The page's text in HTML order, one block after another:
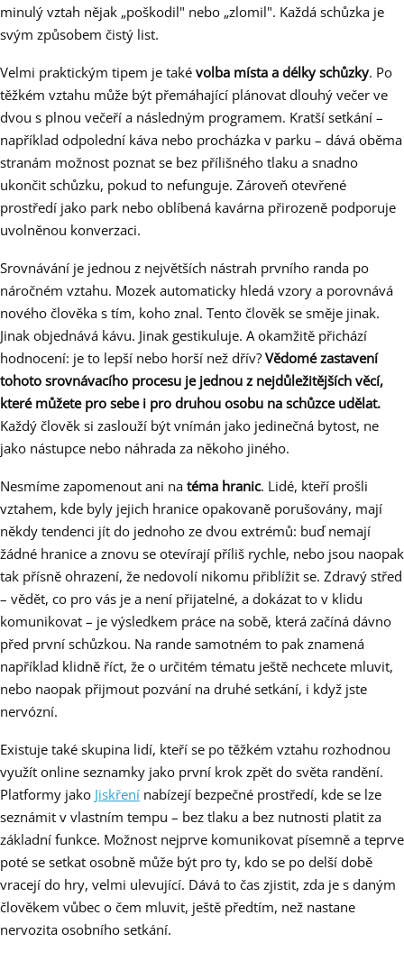
minulý vztah nějak „poškodil" nebo „zlomil". Každá schůzka je
svým způsobem čistý list.
Velmi praktickým tipem je také volba místa a délky schůzky. Po
těžkém vztahu může být přemáhající plánovat dlouhý večer ve
dvou s plnou večeří a následným programem. Kratší setkání –
například odpolední káva nebo procházka v parku – dává oběma
stranám možnost poznat se bez přílišného tlaku a snadno
ukončit schůzku, pokud to nefunguje. Zároveň otevřené
prostředí jako park nebo oblíbená kavárna přirozeně podporuje
uvolněnou konverzaci.
Srovnávání je jednou z největších nástrah prvního randa po
náročném vztahu. Mozek automaticky hledá vzory a porovnává
nového člověka s tím, koho znal. Tento člověk se směje jinak.
Jinak objednává kávu. Jinak gestikuluje. A okamžitě přichází
hodnocení: je to lepší nebo horší než dřív? Vědomé zastavení
tohoto srovnávacího procesu je jednou z nejdůležitějších věcí,
které můžete pro sebe i pro druhou osobu na schůzce udělat.
Každý člověk si zaslouží být vnímán jako jedinečná bytost, ne
jako nástupce nebo náhrada za někoho jiného.
Nesmíme zapomenout ani na téma hranic. Lidé, kteří prošli
vztahem, kde byly jejich hranice opakovaně porušovány, mají
někdy tendenci jít do jednoho ze dvou extrémů: buď nemají
žádné hranice a znovu se otevírají příliš rychle, nebo jsou naopak
tak přísně ohrazení, že nedovolí nikomu přiblížit se. Zdravý střed
– vědět, co pro vás je a není přijatelné, a dokázat to v klidu
komunikovat – je výsledkem práce na sobě, která začíná dávno
před první schůzkou. Na rande samotném to pak znamená
například klidně říct, že o určitém tématu ještě nechcete mluvit,
nebo naopak přijmout pozvání na druhé setkání, i když jste
nervózní.
Existuje také skupina lidí, kteří se po těžkém vztahu rozhodnou
využít online seznamky jako první krok zpět do světa randění.
Platformy jako Jiskření nabízejí bezpečné prostředí, kde se lze
seznámit v vlastním tempu – bez tlaku a bez nutnosti platit za
základní funkce. Možnost nejprve komunikovat písemně a teprve
poté se setkat osobně může být pro ty, kdo se po delší době
vracejí do hry, velmi ulevující. Dává to čas zjistit, zda je s daným
člověkem vůbec o čem mluvit, ještě předtím, než nastane
nervozita osobního setkání.